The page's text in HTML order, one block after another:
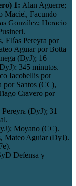
1: Alan Aguerre;
Maciel, Facundo
González; Horacio
Elías Pereyra por
Aguiar por Botta
(DyJ); 16
345 minutos,
Iacobellis por
por Santos (CC),
Cravero por
(DyJ); 31
Moyano (CC).
Mateo Aguiar (DyJ).
Defensa y